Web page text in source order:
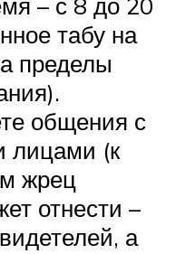
табу на
пределы
общения с
лицами (к
жрец
отнести –
а